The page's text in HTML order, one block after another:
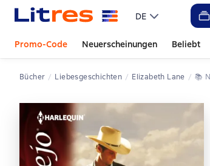
DE
Promo-Code Neuerscheinungen Beliebt
Bücher Liebesgeschichten Elizabeth Lane 📚